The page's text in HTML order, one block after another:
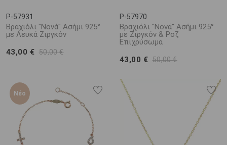
P-57931
Βραχιόλι "Νονά" Ασήμι 925°
με Λευκά Ζιργκόν
43,00 € 50,00 €
P-57970
Βραχιόλι "Νονά" Ασήμι 925°
με Ζιργκόν & Ροζ
Επιχρύσωμα
43,00 € 50,00 €
Νέο